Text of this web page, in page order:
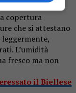
copertura
che si attestano
L’umidità
fresco ma non
il Biellese